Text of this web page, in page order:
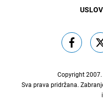
Copyright 2007.
Sva prava pridržana.